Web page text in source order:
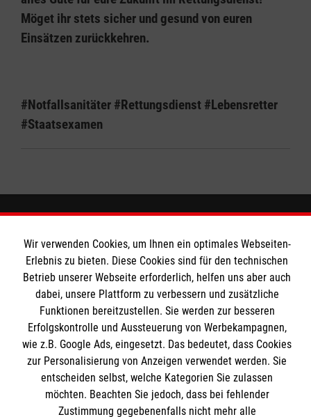
Möget ihr stets sicher und gesund von euren
Einsätzen zurückkehren.
#Notfallsanitäter #Rettungsdienst #Lebensretter
#Staatsexamen
MBZ Euregio
Kurse für Ärzte
Kurse für Rettungsdienstler
Internationale Kurskonzepte
Informationen
Impressum
Datenschutz
Malteser online
Wir verwenden Cookies, um Ihnen ein optimales Webseiten-
Erlebnis zu bieten. Diese Cookies sind für den technischen
Betrieb unserer Webseite erforderlich, helfen uns aber auch
dabei, unsere Plattform zu verbessern und zusätzliche
Funktionen bereitzustellen. Sie werden zur besseren
Erfolgskontrolle und Aussteuerung von Werbekampagnen,
wie z.B. Google Ads, eingesetzt. Das bedeutet, dass Cookies
zur Personalisierung von Anzeigen verwendet werden. Sie
entscheiden selbst, welche Kategorien Sie zulassen
möchten. Beachten Sie jedoch, dass bei fehlender
Zustimmung gegebenenfalls nicht mehr alle